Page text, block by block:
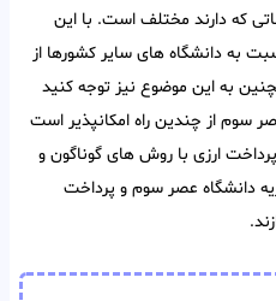
که دارند مختلف است. با این
به دانشگاه های سایر کشورها از
به این موضوع نیز توجه کنید
سوم از چندین راه امکانپذیر است
ارزی با روش های گوناگون و
دانشگاه عصر سوم و پرداخت